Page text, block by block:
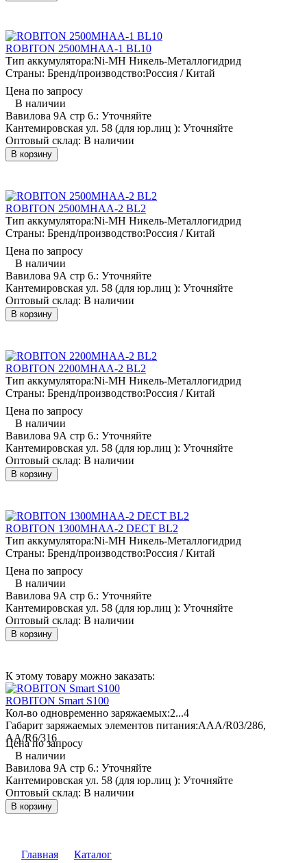
ROBITON 2500MHAA-1 BL10
Тип аккумулятора:Ni-MH Никель-Металлогидрид
Страны: Бренд/производство:Россия / Китай
Цена по запросу
В наличии
Вавилова 9А стр 6.: Уточняйте
Кантемировская ул. 58 (для юр.лиц ): Уточняйте
Оптовый склад: В наличии
В корзину
ROBITON 2500MHAA-2 BL2
Тип аккумулятора:Ni-MH Никель-Металлогидрид
Страны: Бренд/производство:Россия / Китай
Цена по запросу
В наличии
Вавилова 9А стр 6.: Уточняйте
Кантемировская ул. 58 (для юр.лиц ): Уточняйте
Оптовый склад: В наличии
В корзину
ROBITON 2200MHAA-2 BL2
Тип аккумулятора:Ni-MH Никель-Металлогидрид
Страны: Бренд/производство:Россия / Китай
Цена по запросу
В наличии
Вавилова 9А стр 6.: Уточняйте
Кантемировская ул. 58 (для юр.лиц ): Уточняйте
Оптовый склад: В наличии
В корзину
ROBITON 1300MHAA-2 DECT BL2
Тип аккумулятора:Ni-MH Никель-Металлогидрид
Страны: Бренд/производство:Россия / Китай
Цена по запросу
В наличии
Вавилова 9А стр 6.: Уточняйте
Кантемировская ул. 58 (для юр.лиц ): Уточняйте
Оптовый склад: В наличии
В корзину
К этому товару можно заказать:
ROBITON Smart S100
Кол-во одновременно заряжаемых:2...4
Габарит заряжаемых элементов питания:AAA/R03/286,
AA/R6/316
Цена по запросу
В наличии
Вавилова 9А стр 6.: Уточняйте
Кантемировская ул. 58 (для юр.лиц ): Уточняйте
Оптовый склад: В наличии
В корзину
Главная
Каталог